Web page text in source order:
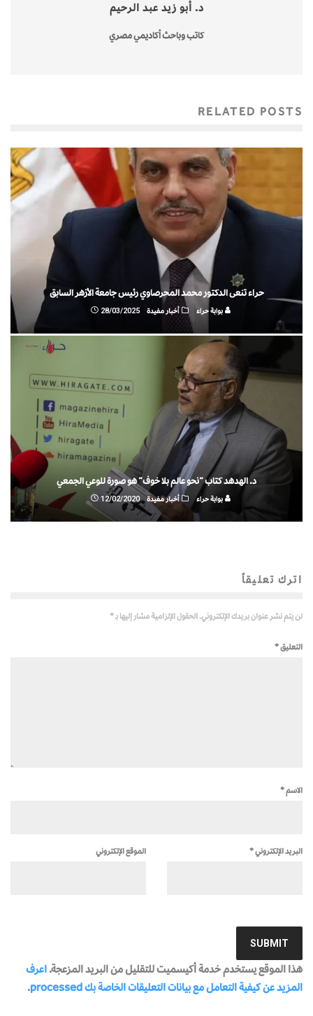
د. أبو زيد عبد الرحيم
كاتب وباحث أكاديمي مصري
RELATED POSTS
حراء تنعى الدكتور محمد المحرصاوي رئيس جامعة الأزهر السابق
بوابة حراء أخبار مفيدة 28/03/2025
د. الهدهد كتاب “نحو عالم بلا خوف” هو صورة للوعي الجمعي
بوابة حراء أخبار مفيدة 12/02/2020
اترك تعليقاً
لن يتم نشر عنوان بريدك الإلكتروني. الحقول الإلزامية مشار إليها بـ*
التعليق*
الاسم*
البريد الإلكتروني* الموقع الإلكتروني
هذا الموقع يستخدم خدمة أكيسميت للتقليل من البريد المزعجة. اعرف
المزيد عن كيفية التعامل مع بيانات التعليقات الخاصة بك processed
.